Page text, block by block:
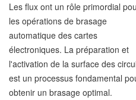
Les flux ont un rôle primordial
les opérations de brasage
automatique des cartes
électroniques. La préparation et
l'activation de la surface des
est un processus fondamental
obtenir un brasage optimal.